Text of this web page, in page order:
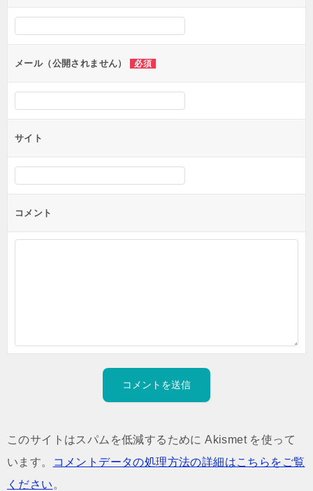
メール（公開されません） 必須
サイト
コメント
このサイトはスパムを低減するために Akismet を使って
います。
コメントデータの処理方法の詳細はこちらをご覧
ください 。